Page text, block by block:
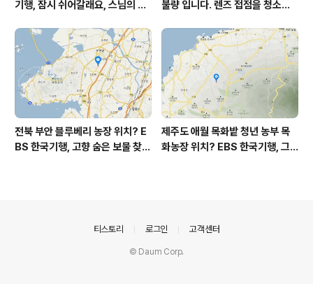
기행, 잠시 쉬어갈래요, 스님의 어
상남도 함양군 가볼 만한 곳, 용추
계곡 향운암 명천스님, 덕유산 황
석산 거망산 기백산
불량 입니다. 렌즈 접점을 청소하
전북 부안 블루베리 농장 위치? E
BS 한국기행, 고향 숨은 보물 찾
제주도 애월 목화밭 청년 농부 목
화농장 위치? EBS 한국기행, 그
티스토리 로그인 고객센터
© Daum Corp.